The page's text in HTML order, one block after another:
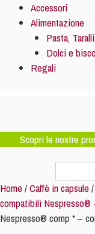
Accessori
Alimentazione
Pasta,
Dolci e
Regali
Scopri le nostre
Home/Caffè in capsule/
compatibili Nespresso®
Nespresso® comp * –